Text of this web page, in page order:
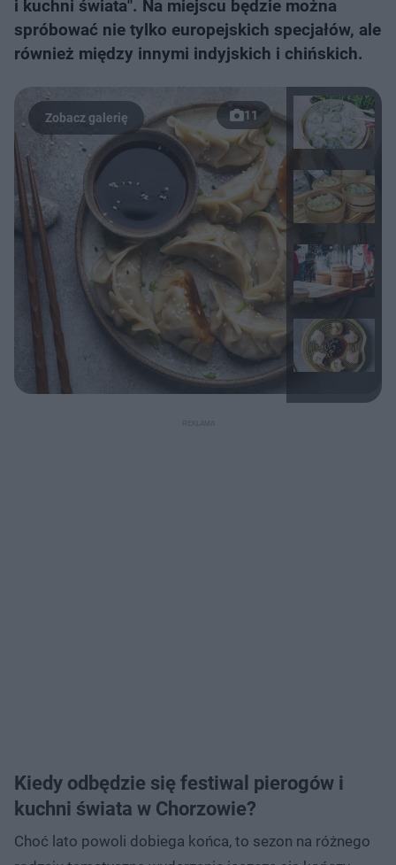
i kuchni świata". Na miejscu będzie można
spróbować nie tylko europejskich specjałów, ale
również między innymi indyjskich i chińskich.
11
Kiedy odbędzie się festiwal pierogów i
kuchni świata w Chorzowie?
Choć lato powoli dobiega końca, to sezon na różnego